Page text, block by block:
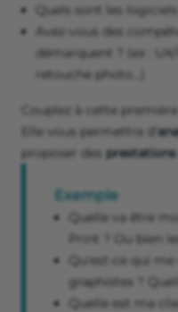
Quels sont les
Avez-vous des
démarquent ? (ex :
retouche photo...)
Couplez à cette
Elle vous permettra d’
proposer des
Exemple
Quelle va être
Print ? Ou bien
Qu'est-ce qui
graphistes ?
Quelle est ma